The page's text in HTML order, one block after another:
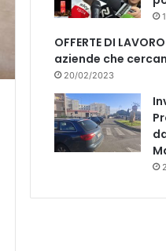
OFFERTE DI
aziende che
20/02/2023